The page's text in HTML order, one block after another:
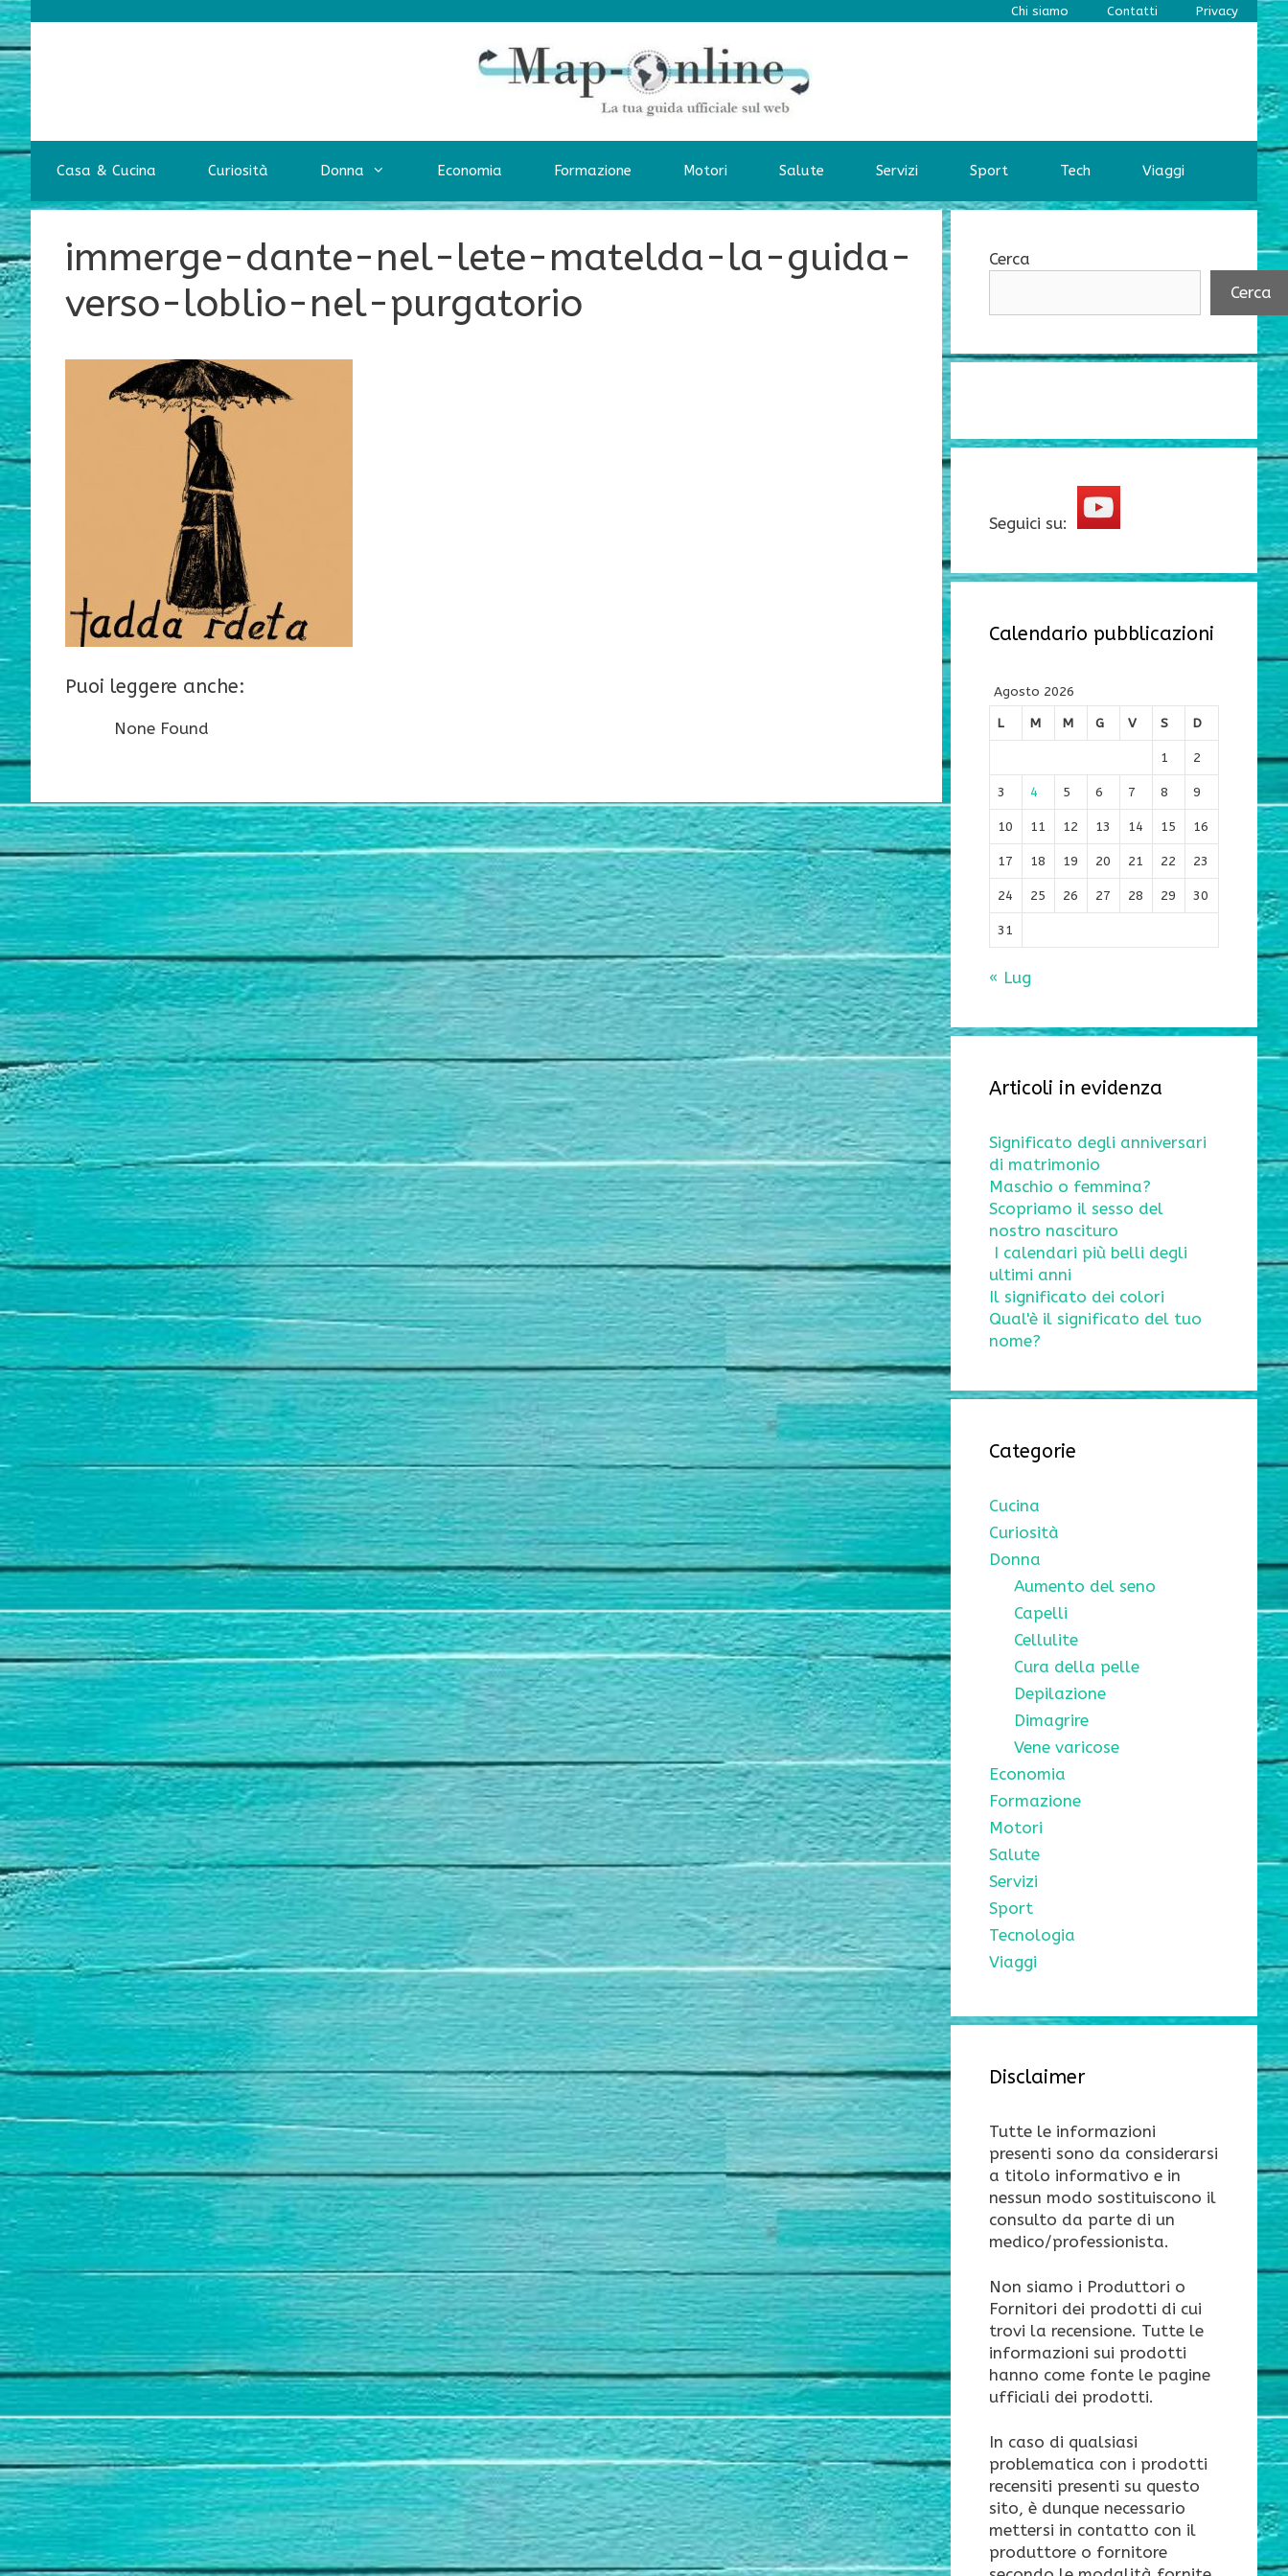
Vai
al
contenuto
Chi siamo Contatti Privacy
Casa & Cucina Curiosità Donna Economia Formazione Motori Salute Servizi Sport Tech Viaggi
immerge-dante-nel-lete-matelda-la-guida-
verso-loblio-nel-purgatorio
Puoi leggere anche:
None Found
Cerca
Cerca
Seguici su:
Calendario pubblicazioni
Agosto 2026
L
M M G V S D
1 2
3 4 5 6 7 8 9
10 11 12 13 14 15 16
17 18 19 20 21 22 23
24 25 26 27 28 29 30
31
« Lug
Articoli in evidenza
Significato degli anniversari
di matrimonio
Maschio o femmina?
Scopriamo il sesso del
nostro nascituro
I calendari più belli degli
ultimi anni
Il significato dei colori
Qual'è il significato del tuo
nome?
Categorie
Cucina
Curiosità
Donna
Aumento del seno
Capelli
Cellulite
Cura della pelle
Depilazione
Dimagrire
Vene varicose
Economia
Formazione
Motori
Salute
Servizi
Sport
Tecnologia
Viaggi
Disclaimer
Tutte le informazioni
presenti sono da considerarsi
a titolo informativo e in
nessun modo sostituiscono il
consulto da parte di un
medico/professionista.
Non siamo i Produttori o
Fornitori dei prodotti di cui
trovi la recensione. Tutte le
informazioni sui prodotti
hanno come fonte le pagine
ufficiali dei prodotti.
In caso di qualsiasi
problematica con i prodotti
recensiti presenti su questo
sito, è dunque necessario
mettersi in contatto con il
produttore o fornitore